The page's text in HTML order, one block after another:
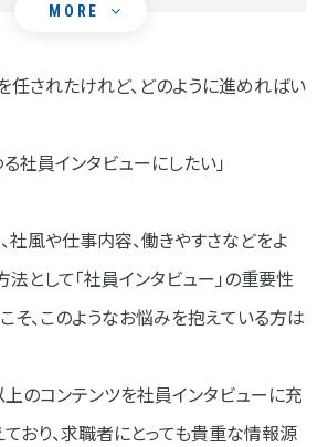
MORE
ーション向上に寄与する
員インタビューの準備プロセス
ルソナを明確にする
ストの作成
準備
任されたけれど、どのように進めればい
社員インタビューにしたい」
社風や仕事内容、働きやすさなどをよ
法として「社員インタビュー」の重要性
そ、このようなお悩みを抱えている方は
のコンテンツを社員インタビューに充
おり、求職者にとっても貴重な情報源